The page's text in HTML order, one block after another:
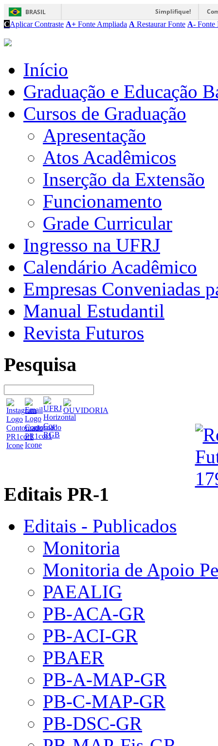
BRASIL Simplifique!
CAplicar Contraste A+ Fonte Ampliada A Restaurar Fonte A- Fonte
Início
Graduação e Educação
Cursos de Graduação
Apresentação
Atos Acadêmicos
Inserção da Extensão
Funcionamento
Grade Curricular
Ingresso na UFRJ
Calendário Acadêmico
Empresas Conveniadas
Manual Estudantil
Revista Futuros
Pesquisa
Editais PR-1
Editais - Publicados
Monitoria
Monitoria de Apoio
PAEALIG
PB-ACA-GR
PB-ACI-GR
PBAER
PB-A-MAP-GR
PB-C-MAP-GR
PB-DSC-GR